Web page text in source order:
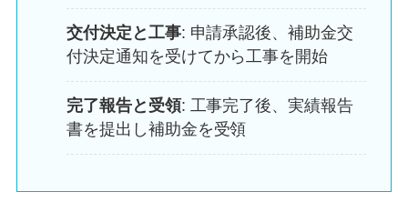
交付決定と工事: 申請承認後、補助金交
付決定通知を受けてから工事を開始
完了報告と受領: 工事完了後、実績報告
書を提出し補助金を受領